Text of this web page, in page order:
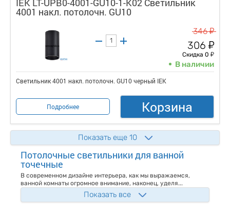
4001 накл. потолочн. GU10
346у
306 у
Скидка 0 у
В наличии
Светильник 4001 накл. потолочн. GU10 черный IEK
Подробнее Корзина
Показать еще 10
Потолочные светильники для ванной
точечные
В современном дизайне интерьера, как мы выражаемся,
ванной комнаты огромное внимание, наконец, уделя...
Показать все